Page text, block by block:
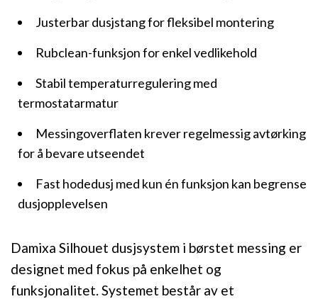
Damixa Silhouet dusjsystem i børstet messing er
designet med fokus på enkelhet og
funksjonalitet. Systemet består av et
Justerbar dusjstang for fleksibel montering
Rubclean-funksjon for enkel vedlikehold
Stabil temperaturregulering med
termostatarmatur
Messingoverflaten krever regelmessig avtørking
for å bevare utseendet
Fast hodedusj med kun én funksjon kan begrense
dusjopplevelsen